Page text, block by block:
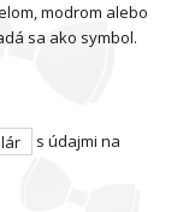
modrom alebo
sa ako symbol.
s údajmi na